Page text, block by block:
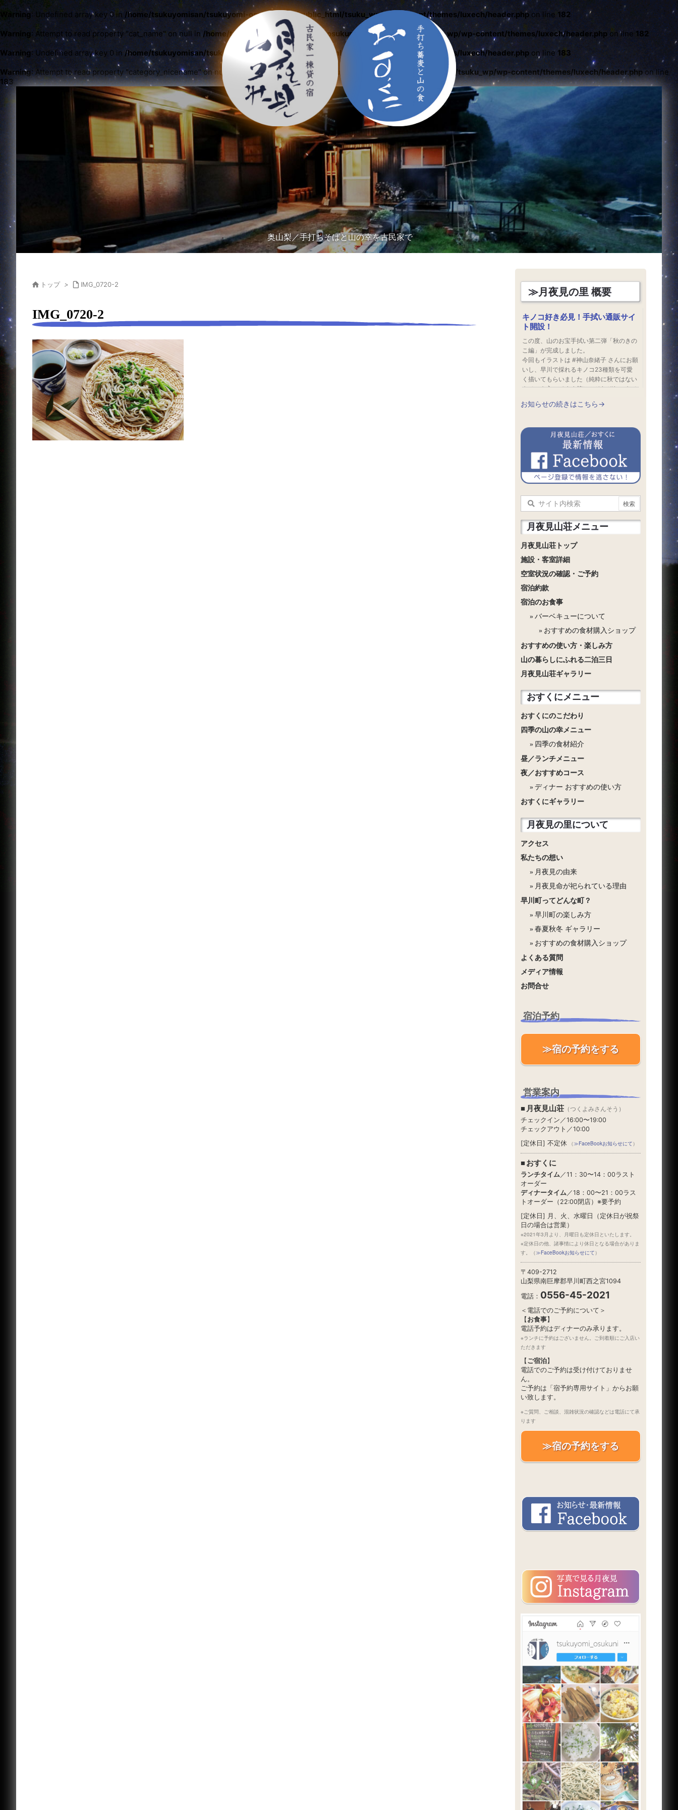
Warning: Undefined array key 0 in /home/tsukuyomisan/tsukuyomi-osukuni.com/public_html/tsuku_wp/wp-content/themes/luxech/header.php on line 182
Warning: Attempt to read property "cat_name" on null in /home/tsukuyomisan/tsukuyomi-osukuni.com/public_html/tsuku_wp/wp-content/themes/luxech/header.php on line182
Warning: Undefined array key 0 in /home/tsukuyomisan/tsukuyomi-osukuni.com/public_html/tsuku_wp/wp-content/themes/luxech/header.php on line 183
Warning: Attempt to read property "category_nicename" on null in /home/tsukuyomisan/tsukuyomi-osukuni.com/public_html/tsuku_wp/wp-content/themes/luxech/header.phpon line
183
奥山梨／手打ちそばと山の幸を古民家で
 トップ >  IMG_0720-2
IMG_0720-2
≫月夜見の里 概要
キノコ好き必見！手拭い通販サイ
ト開設！
この度、山のお宝手拭い第二弾「秋のきの
こ編」が完成しました。
今回もイラストは #神山奈緒子 さんにお願
いし、早川で採れるキノコ23種類を可愛
く描いてもらいました（純粋に秋ではない
キノコも入ってます笑）。それぞれのキノ
て、どのキノコも可愛い。（←これをいう
ています。
キノコ博士のお客様からも、これはキノコ
好きにはたまらない、とのお言葉をいただ
き、さっそくお買い上げいただきました。
ありがとうございます！
そしてそして、今回新たに、通販サイトも
立ち上げました（以下リンク）。
osukuni.base.shop
ご来店は難しいけど、手拭いは欲しい！と
いう方がいらっしゃいましたら是非ご活用
ください。
お知らせの続きはこちら→
月夜見山荘メニュー
月夜見山荘トップ
施設・客室詳細
空室状況の確認・ご予約
宿泊約款
宿泊のお食事
バーベキューについて
おすすめの食材購入ショップ
おすすめの使い方・楽しみ方
山の暮らしにふれる二泊三日
月夜見山荘ギャラリー
おすくにメニュー
おすくにのこだわり
四季の山の幸メニュー
四季の食材紹介
昼／ランチメニュー
夜／おすすめコース
ディナー おすすめの使い方
おすくにギャラリー
月夜見の里について
アクセス
私たちの想い
月夜見の由来
月夜見命が祀られている理由
早川町ってどんな町？
早川町の楽しみ方
春夏秋冬 ギャラリー
おすすめの食材購入ショップ
よくある質問
メディア情報
お問合せ
宿泊予約
≫宿の予約をする
営業案内
月夜見山荘 （つくよみさんそう）
チェックイン／16:00〜19:00
チェックアウト／10:00
[定休日] 不定休 （≫FaceBookお知らせにて）
おすくに
ランチタイム／11：30〜14：00ラスト
オーダー
ディナータイム／18：00〜21：00ラス
トオーダー（22:00閉店）※要予約
[定休日] 月、火、水曜日（定休日が祝祭
日の場合は営業）
※2021年3月より、月曜日も定休日といたします。
※定休日の他、諸事情により休日となる場合がありま
す。（≫FaceBookお知らせにて）
〒409-2712
山梨県南巨摩郡早川町西之宮1094
電話： 0556-45-2021
＜電話でのご予約について＞
【 お食事】
電話予約はディナーのみ承ります。
※ランチに予約はございません。ご到着順にご入店い
ただきます
【 ご宿泊】
電話でのご予約は受け付けておりませ
ん。
ご予約は「宿予約専用サイト」からお願
い致します。
※ご質問、ご相談、混雑状況の確認などは電話にて承
ります
≫宿の予約をする